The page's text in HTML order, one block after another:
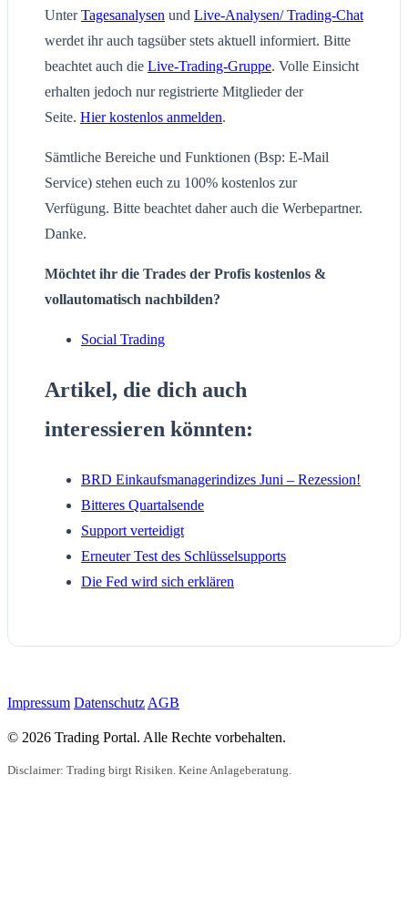
UnterTagesanalysen und Live-Analysen/ Trading-Chat
werdet ihr auch tagsüber stets aktuell informiert. Bitte
beachtet auch die Live-Trading-Gruppe. Volle Einsicht
erhalten jedoch nur registrierte Mitglieder der
Seite. Hier kostenlos anmelden.
Sämtliche Bereiche und Funktionen (Bsp: E-Mail
Service) stehen euch zu 100% kostenlos zur
Verfügung. Bitte beachtet daher auch die Werbepartner.
Danke.
Möchtet ihr die Trades der Profis kostenlos &
vollautomatisch nachbilden?
Social Trading
Artikel, die dich auch
interessieren könnten:
BRD Einkaufsmanagerindizes Juni – Rezession!
Bitteres Quartalsende
Support verteidigt
Erneuter Test des Schlüsselsupports
Die Fed wird sich erklären
Impressum Datenschutz AGB
© 2026 Trading Portal. Alle Rechte vorbehalten.
Disclaimer: Trading birgt Risiken. Keine Anlageberatung.